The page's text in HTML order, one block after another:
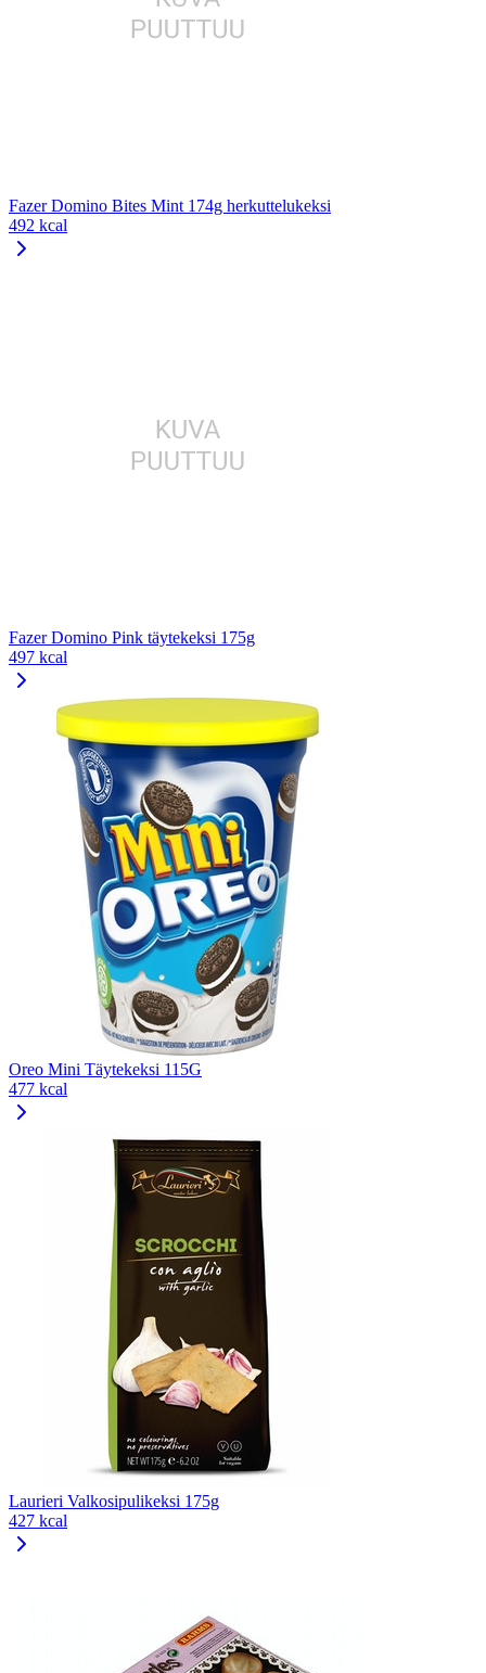
Fazer Domino Bites Mint 174g herkuttelukeksi
492 kcal
Fazer Domino Pink täytekeksi 175g
497 kcal
Oreo Mini Täytekeksi 115G
477 kcal
Laurieri Valkosipulikeksi 175g
427 kcal